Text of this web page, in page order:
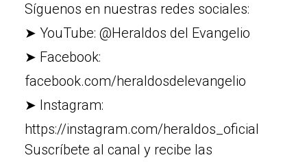
Síguenos en nuestras redes sociales:
➤ YouTube: @Heraldos del Evangelio
➤ Facebook:
facebook.com/heraldosdelevangelio
➤ Instagram:
https://instagram.com/heraldos_oficial
Suscríbete al canal y recibe las